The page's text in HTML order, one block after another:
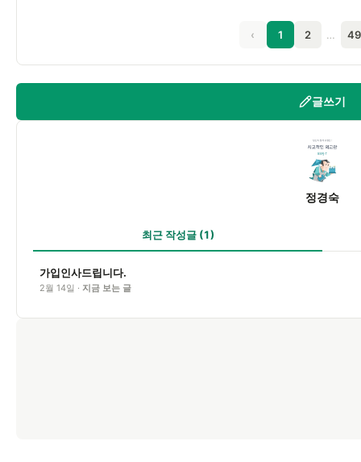
‹ 1 2 …
글쓰기
정
정경숙
최근 작성글 (1)
가입인사드립니다.
2월 14일 · 지금 보는 글